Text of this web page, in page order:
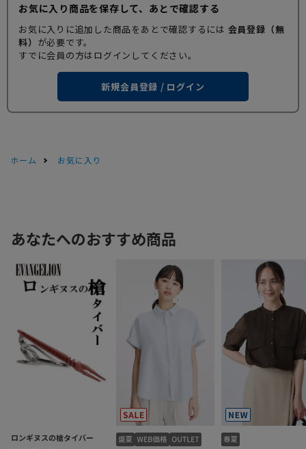
お気に入り商品を保存して、あとで確認する
お気に入りに追加した商品をあとで確認するには 会員登録（無
料） が必要です。
すでに会員の方はログインしてください。
新規会員登録 / ログイン
ホーム お気に入り